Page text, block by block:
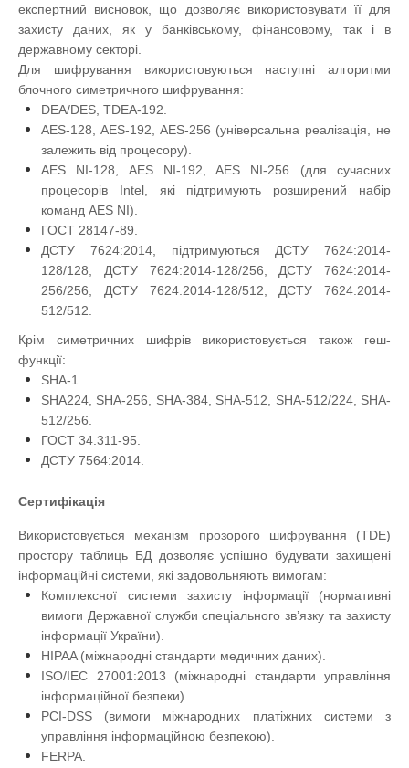
експертний висновок, що дозволяє використовувати її для
захисту даних, як у банківському, фінансовому, так і в
державному секторі.
Для шифрування використовуються наступні алгоритми
блочного симетричного шифрування:
DEA/DES, TDEA-192.
AES-128, AES-192, AES-256 (універсальна реалізація, не
залежить від процесору).
AES NI-128, AES NI-192, AES NI-256 (для сучасних
процесорів Intel, які підтримують розширений набір
команд AES NI).
ГОСТ 28147-89.
ДСТУ 7624:2014, підтримуються ДСТУ 7624:2014-
128/128, ДСТУ 7624:2014-128/256, ДСТУ 7624:2014-
256/256, ДСТУ 7624:2014-128/512, ДСТУ 7624:2014-
512/512.
Крім симетричних шифрів використовується також геш-
функції:
SHA-1.
SHA224, SHA-256, SHA-384, SHA-512, SHA-512/224, SHA-
512/256.
ГОСТ 34.311-95.
ДСТУ 7564:2014.
Сертифікація
Використовується механізм прозорого шифрування (TDE)
простору таблиць БД дозволяє успішно будувати захищені
інформаційні системи, які задовольняють вимогам:
Комплексної системи захисту інформації (нормативні
вимоги Державної служби спеціального зв’язку та захисту
інформації України).
HIPAA (міжнародні стандарти медичних даних).
ISO/IEC 27001:2013 (міжнародні стандарти управління
інформаційної безпеки).
PCI-DSS (вимоги міжнародних платіжних системи з
управління інформаційною безпекою).
FERPA.